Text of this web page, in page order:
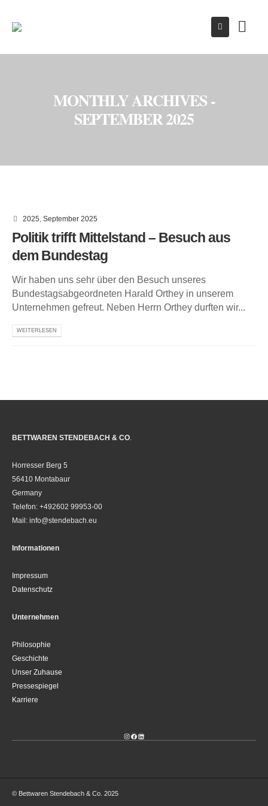
MONTHLY ARCHIVES -
SEPTEMBER 2025
2025 September 2025
Politik trifft Mittelstand – Besuch aus
dem Bundestag
Wir haben uns sehr über den Besuch unseres
Bundestagsabgeordneten Harald Orthey in unserem
Unternehmen gefreut. Neben Herrn Orthey durften wir...
WEITERLESEN
BETTWAREN STENDEBACH & CO
Horresser Berg 5
56410 Montabaur
Germany
Telefon: +492602 99953-00
Mail: info@stendebach.eu
Informationen
Impressum
Datenschutz
Unternehmen
Philosophie
Geschichte
Unser Zuhause
Pressespiegel
Karriere
Instagram
Facebook
LinkedIn
© Bettwaren Stendebach & Co. 2025